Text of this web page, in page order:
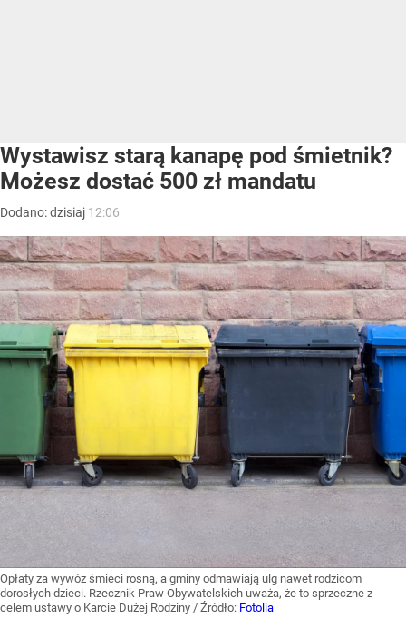
Wystawisz starą kanapę pod śmietnik?
Możesz dostać 500 zł mandatu
Dodano:dzisiaj 12:06
Opłaty za wywóz śmieci rosną, a gminy odmawiają ulg nawet rodzicom
dorosłych dzieci. Rzecznik Praw Obywatelskich uważa, że to sprzeczne z
celem ustawy o Karcie Dużej Rodziny / Źródło: Fotolia